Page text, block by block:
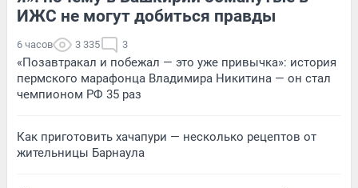
ИЖС не могут добиться правды
6 часов 3 335 3
«Позавтракал и побежал — это уже привычка»: история
пермского марафонца Владимира Никитина — он стал
чемпионом РФ 35 раз
Как приготовить хачапури — несколько рецептов от
жительницы Барнаула